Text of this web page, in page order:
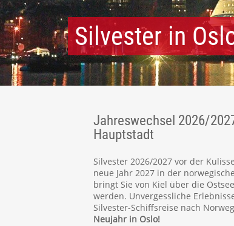
Silvester in
Jahreswechsel 2026/
Hauptstadt
Silvester 2026/2027 vor der
neue Jahr 2027 in der
bringt Sie von Kiel über die
werden. Unvergessliche
Silvester-Schiffsreise nach
Neujahr in Oslo!